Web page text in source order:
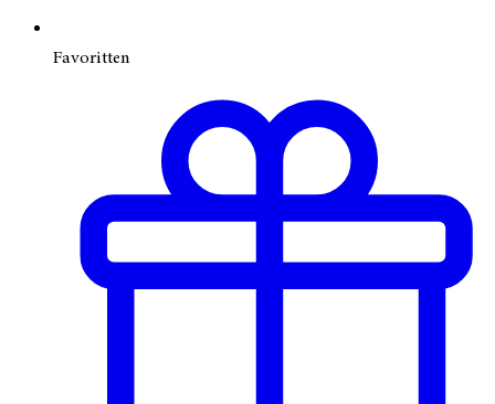
Favoritten